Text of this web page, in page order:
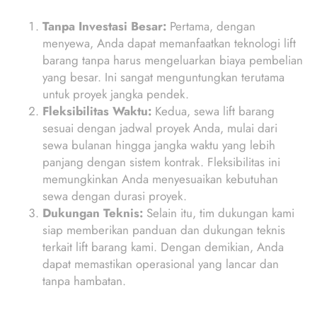
Tanpa Investasi Besar: Pertama, dengan
menyewa, Anda dapat memanfaatkan teknologi lift
barang tanpa harus mengeluarkan biaya pembelian
yang besar. Ini sangat menguntungkan terutama
untuk proyek jangka pendek.
Fleksibilitas Waktu: Kedua, sewa lift barang
sesuai dengan jadwal proyek Anda, mulai dari
sewa bulanan hingga jangka waktu yang lebih
panjang dengan sistem kontrak. Fleksibilitas ini
memungkinkan Anda menyesuaikan kebutuhan
sewa dengan durasi proyek.
Dukungan Teknis: Selain itu, tim dukungan kami
siap memberikan panduan dan dukungan teknis
terkait lift barang kami. Dengan demikian, Anda
dapat memastikan operasional yang lancar dan
tanpa hambatan.